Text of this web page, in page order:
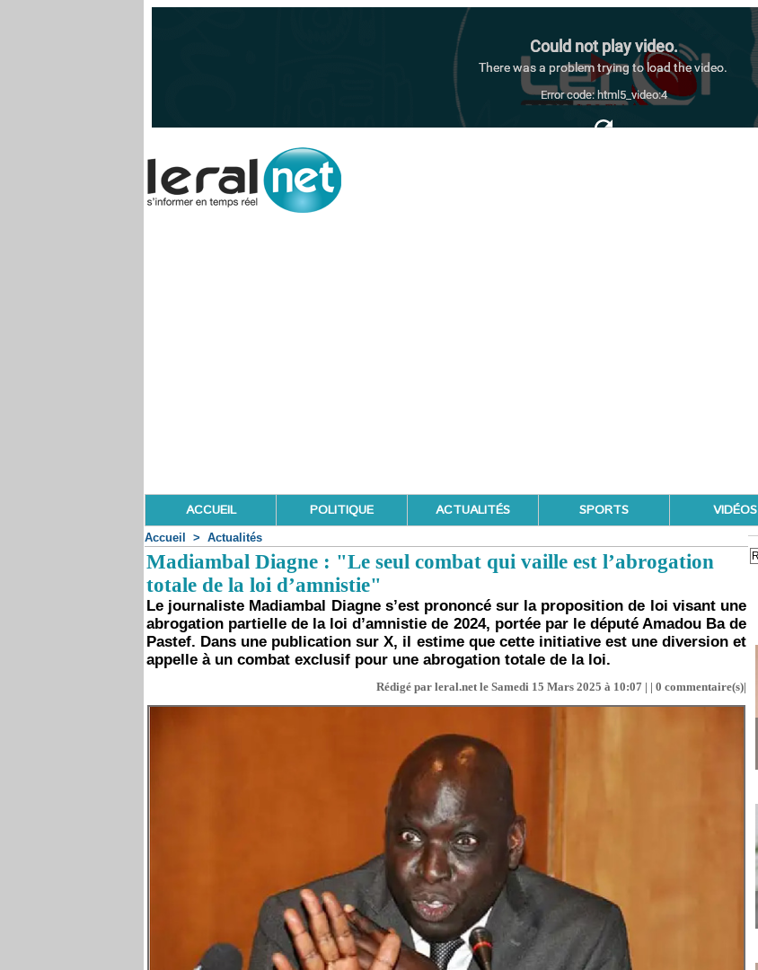
ACCUEIL POLITIQUE ACTUALITÉS SPORTS VIDÉOS
Accueil > Actualités
Madiambal Diagne : "Le seul combat qui vaille est l’abrogation
totale de la loi d’amnistie"
Le journaliste Madiambal Diagne s’est prononcé sur la proposition de loi visant une
abrogation partielle de la loi d’amnistie de 2024, portée par le député Amadou Ba de
Pastef. Dans une publication sur X, il estime que cette initiative est une diversion et
appelle à un combat exclusif pour une abrogation totale de la loi.
Rédigé par leral.net le Samedi 15 Mars 2025 à 10:07 | | 0 commentaire(s)|